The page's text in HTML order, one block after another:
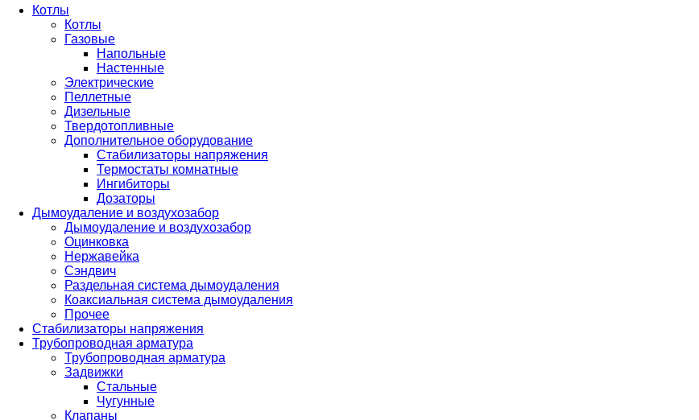
Котлы
Котлы
Газовые
Напольные
Настенные
Электрические
Пеллетные
Дизельные
Твердотопливные
Дополнительное оборудование
Стабилизаторы напряжения
Термостаты комнатные
Ингибиторы
Дозаторы
Дымоудаление и воздухозабор
Дымоудаление и воздухозабор
Оцинковка
Нержавейка
Сэндвич
Раздельная система дымоудаления
Коаксиальная система дымоудаления
Прочее
Стабилизаторы напряжения
Трубопроводная арматура
Трубопроводная арматура
Задвижки
Стальные
Чугунные
Клапаны